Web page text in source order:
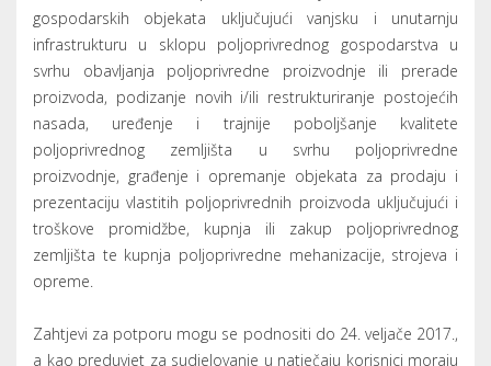
947 ili putem elektronske pošte na adresu senka@arr-
sintagma.hrili sintagma@sb.t-com.hr.
Start « 55 56 57 58
59
60
61 62 63 64 » End
Page 60 of 65
CATEGORIES
Novosti (257)